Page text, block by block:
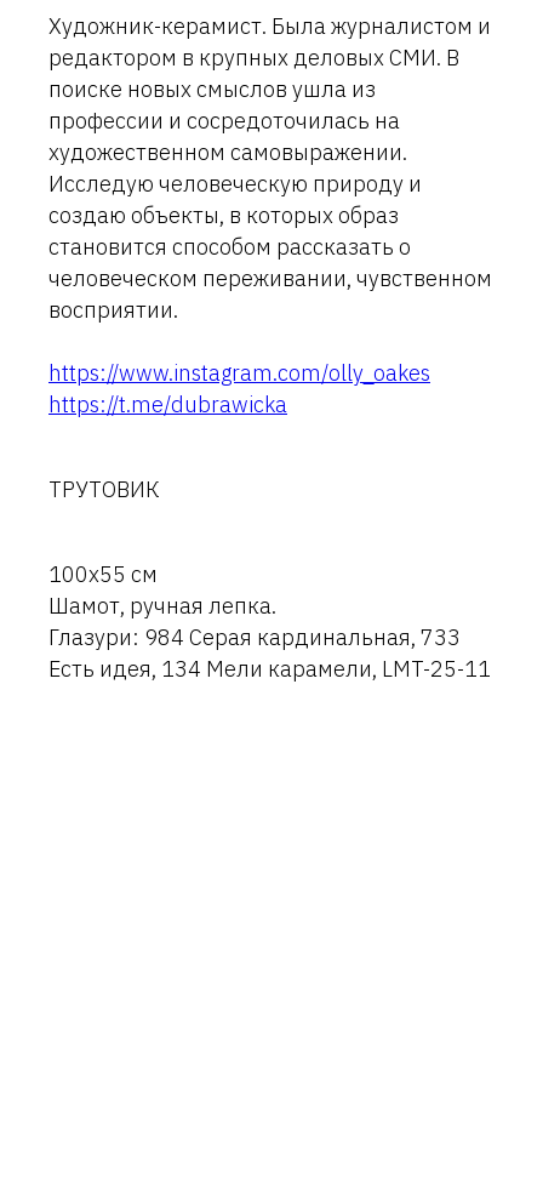
Художник-керамист. Была журналистом и
редактором в крупных деловых СМИ. В
поиске новых смыслов ушла из
профессии и сосредоточилась на
художественном самовыражении.
Исследую человеческую природу и
создаю объекты, в которых образ
становится способом рассказать о
человеческом переживании, чувственном
восприятии.
https://www.instagram.com/olly_oakes
https://t.me/dubrawicka
ТРУТОВИК
100х55 см
Шамот, ручная лепка.
Глазури: 984 Серая кардинальная, 733
Есть идея, 134 Мели карамели, LMT-25-11